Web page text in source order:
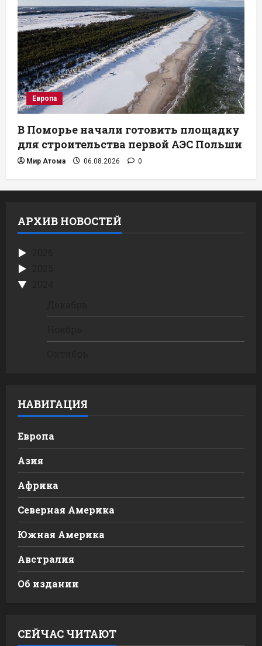
Европа
В Поморье начали готовить площадку
для строительства первой АЭС Польши
Мир Атома 06.08.2026 0
АРХИВ НОВОСТЕЙ
НАВИГАЦИЯ
Европа
Азия
Африка
Северная Америка
Южная Америка
Австралия
Об издании
СЕЙЧАС ЧИТАЮТ